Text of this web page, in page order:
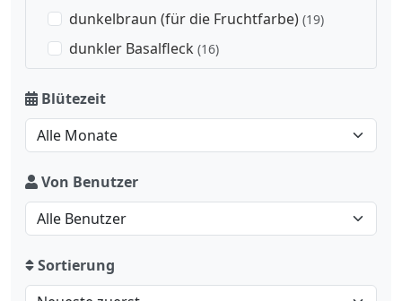
dunkelbraun (für die Fruchtfarbe) (19)
dunkler Basalfleck (16)
gelb(216)
gelber Schlund
gelblich-grün
gelblich-grün (für die Fruchtfarbe)
goldbraun(6)
Blütezeit
Von Benutzer
Sortierung